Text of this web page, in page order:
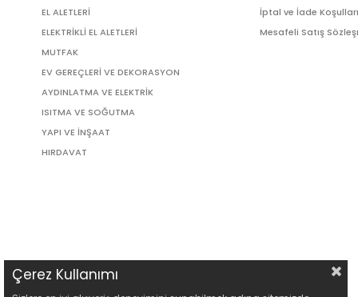
EL ALETLERİ
ELEKTRİKLİ EL ALETLERİ
MUTFAK
EV GEREÇLERİ VE DEKORASYON
AYDINLATMA VE ELEKTRİK
ISITMA VE SOĞUTMA
YAPI VE İNŞAAT
HIRDAVAT
İptal ve İade Koşulları
Mesafeli Satış
Çerez Kullanımı